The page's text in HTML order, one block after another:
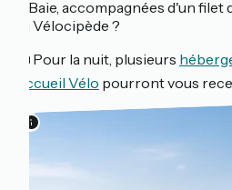
la Baie, accompagnées d'un
au Vélocipède ?
🛏️ Pour la nuit, plusieurs
Accueil Vélo pourront vous